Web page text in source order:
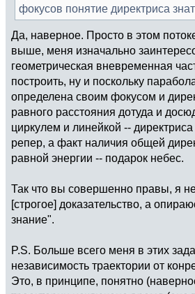
фокусов понятие директриса
Да, наверное. Просто в этом
выше, меня изначально
геометрическая вневременная
построить, ну и поскольку
определена своим фокусом и
равного расстояния дотуда и
циркулем и линейкой --
репер, а факт наличия общей
равной энергии -- подарок небес.
Так что вы совершенно правы, я
[строгое] доказательство, а
знание".
P.S. Больше всего меня в этих
независимость траектории от
Это, в принципе, понятно